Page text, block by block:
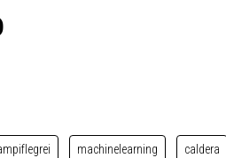
machinelearning caldera